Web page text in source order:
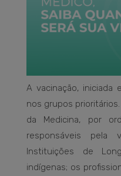
A vacinação, iniciada
nos grupos
da Medicina, por
responsáveis pela
Instituições de
indígenas; os